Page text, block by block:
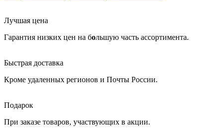
Лучшая цена
Гарантия низких цен на большую часть ассортимента.
Быстрая доставка
Кроме удаленных регионов и Почты России.
Подарок
При заказе товаров, участвующих в акции.